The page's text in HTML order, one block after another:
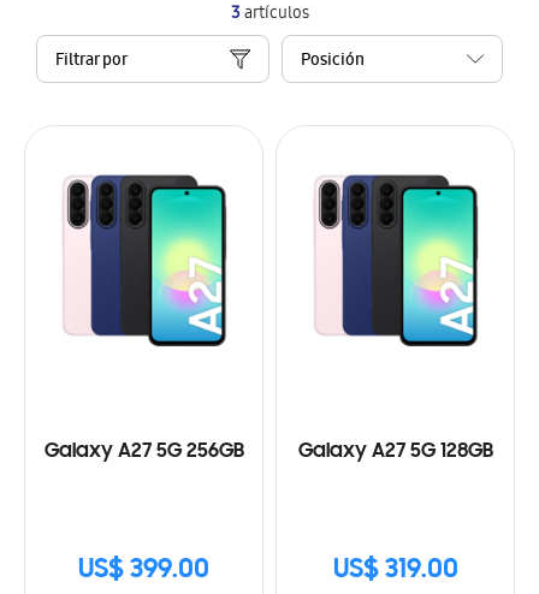
3artículos
Filtrar por
Galaxy A27 5G 256GB
US$ 399.00
Galaxy A27 5G 128GB
US$ 319.00